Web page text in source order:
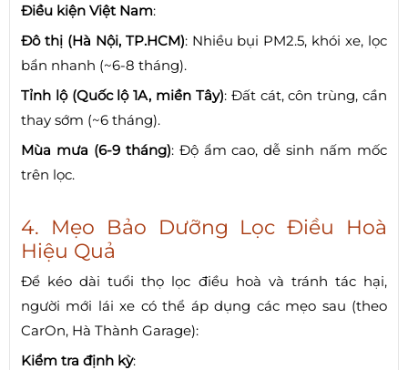
Điều kiện Việt Nam:
Đô thị (Hà Nội, TP.HCM): Nhiều bụi PM2.5, khói xe, lọc
bẩn nhanh (~6-8 tháng).
Tỉnh lộ (Quốc lộ 1A, miền Tây): Đất cát, côn trùng, cần
thay sớm (~6 tháng).
Mùa mưa (6-9 tháng): Độ ẩm cao, dễ sinh nấm mốc
trên lọc.
4. Mẹo Bảo Dưỡng Lọc Điều Hoà
Hiệu Quả
Để kéo dài tuổi thọ lọc điều hoà và tránh tác hại,
người mới lái xe có thể áp dụng các mẹo sau (theo
CarOn, Hà Thành Garage):
Kiểm tra định kỳ: